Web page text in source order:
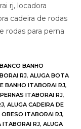
rj, locadora
cadeira de rodas
rodas para perna
BANHO
RJ, ALUGA BOTA
BANHO ITABORAI RJ,
ITABORAI RJ,
, ALUGA CADEIRA DE
OBESO ITABORAI RJ,
ITABORAI RJ, ALUGA